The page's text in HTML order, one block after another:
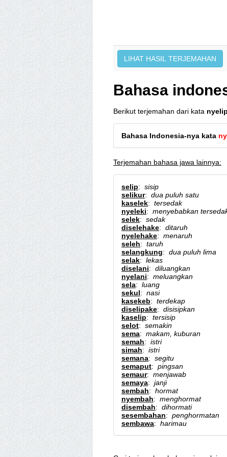
Bahasa
Berikut terjemahan dari kata
Bahasa Indonesia-nya kata
Terjemahan bahasa jawa lainnya:
selip: sisip
selikur: dua puluh satu
kaselek: tersedak
nyeleki: menyebabkan
selek: sedak
diselehake: ditaruh
nyelehake: menaruh
seleh: taruh
selangkung: dua puluh lima
selak: lekas
diselani: diluangkan
nyelani: meluangkan
sela: luang
sekul: nasi
kasekeb: terdekap
diselipake: disisipkan
kaselip: tersisip
selot: semakin
sema: makam, kuburan
semah: istri
simah: istri
semana: segitu
semaput: pingsan
semaur: menjawab
semaya: janji
sembah: hormat
nyembah: menghormat
disembah: dihormati
sesembahan: penghormatan
sembawa: harimau